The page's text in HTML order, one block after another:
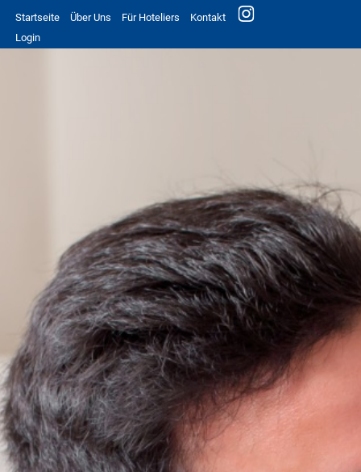
Startseite Über Uns Für Hoteliers
Kontakt
Login